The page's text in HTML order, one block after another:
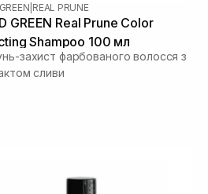
REAL PRUNE
GREEN Real Prune Color
Shampoo 100 мл
захист фарбованого волосся з
сливи